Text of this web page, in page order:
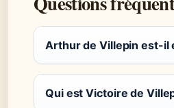
Arthur de Villepin est-il
Qui est Victoire de